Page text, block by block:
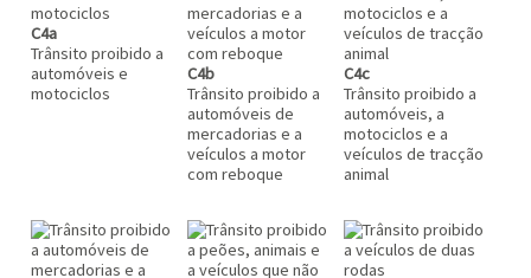
C4a
Trânsito proibido a
automóveis e
motociclos
C4b
Trânsito proibido a
automóveis de
mercadorias e a
veículos a motor
com reboque
C4c
Trânsito proibido a
automóveis, a
motociclos e a
veículos de tracção
animal